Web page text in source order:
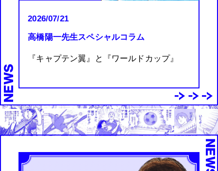
NEWS
2026/07/21
高橋陽一先生スペシャルコラム
『キャプテン翼』と『ワールドカップ』
NEWS